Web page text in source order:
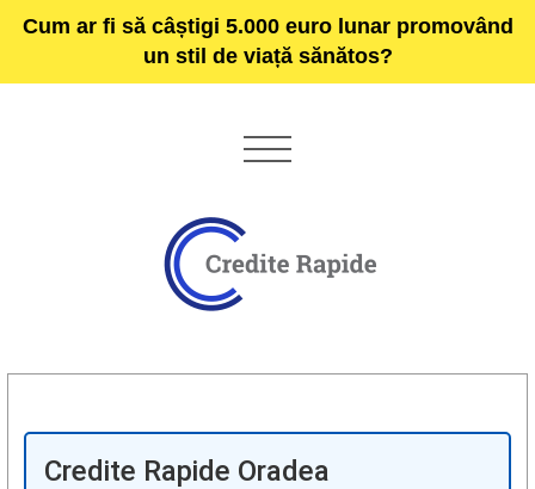
Cum ar fi să câștigi 5.000 euro lunar promovând
un stil de viață sănătos?
Credite Rapide Oradea